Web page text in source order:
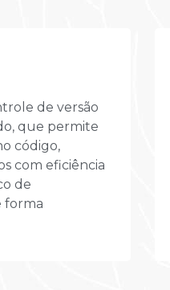
de versão
que permite
código,
com eficiência
de
forma